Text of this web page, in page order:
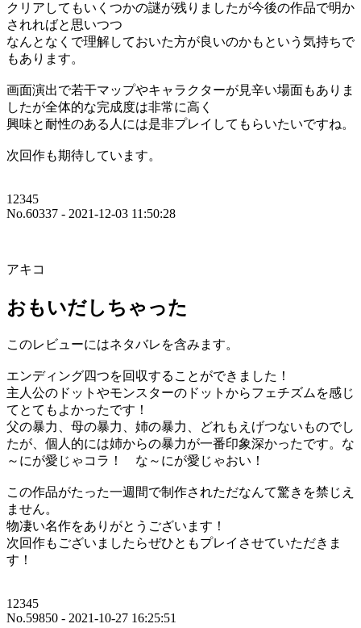
クリアしてもいくつかの謎が残りましたが今後の作品で明か
されればと思いつつ
なんとなくで理解しておいた方が良いのかもという気持ちで
もあります。
画面演出で若干マップやキャラクターが見辛い場面もありま
したが全体的な完成度は非常に高く
興味と耐性のある人には是非プレイしてもらいたいですね。
次回作も期待しています。
12345
No.60337 - 2021-12-03 11:50:28
アキコ
おもいだしちゃった
このレビューにはネタバレを含みます。
エンディング四つを回収することができました！
主人公のドットやモンスターのドットからフェチズムを感じ
てとてもよかったです！
父の暴力、母の暴力、姉の暴力、どれもえげつないものでし
たが、個人的には姉からの暴力が一番印象深かったです。な
～にが愛じゃコラ！ な～にが愛じゃおい！
この作品がたった一週間で制作されただなんて驚きを禁じえ
ません。
物凄い名作をありがとうございます！
次回作もございましたらぜひともプレイさせていただきま
す！
12345
No.59850 - 2021-10-27 16:25:51